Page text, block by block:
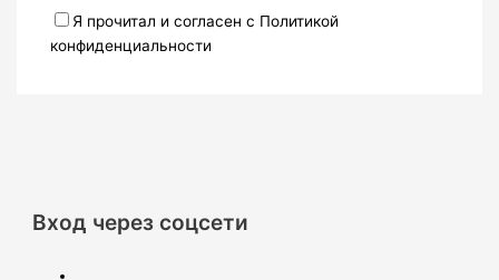
Я прочитал и согласен с Политикой
конфиденциальности
Вход через соцсети